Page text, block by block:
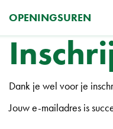
Home Inschrijving succesvol
OPENINGSUREN
Dank je wel voor je
Jouw e-mailadres is